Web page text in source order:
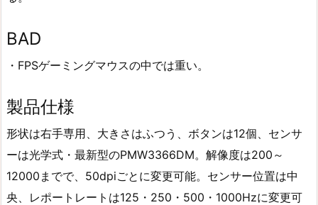
BAD
・FPSゲーミングマウスの中では重い。
製品仕様
形状は右手専用、大きさはふつう、ボタンは12個、センサ
ーは光学式・最新型のPMW3366DM。解像度は200～
12000までで、50dpiごとに変更可能。センサー位置は中
央、レポートレートは125・250・500・1000Hzに変更可